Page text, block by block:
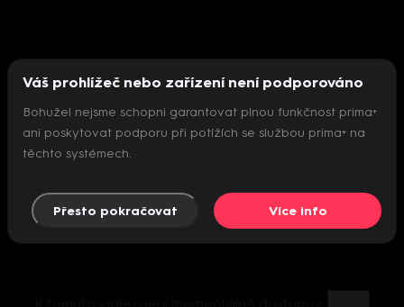
Nepodařilo se inicializovat přehrávač
Váš prohlížeč nebo zařízení není podporováno
Bohužel nejsme schopni garantovat plnou funkčnost prima+
ani poskytovat podporu při potížích se službou prima+ na
těchto systémech.
Přesto pokračovat Více info